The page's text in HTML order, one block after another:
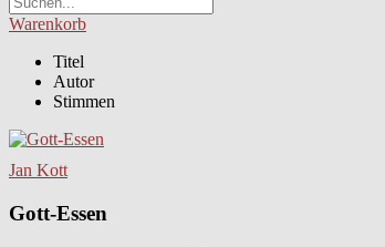
Warenkorb
Titel
Autor
Stimmen
Jan Kott
Gott-Essen